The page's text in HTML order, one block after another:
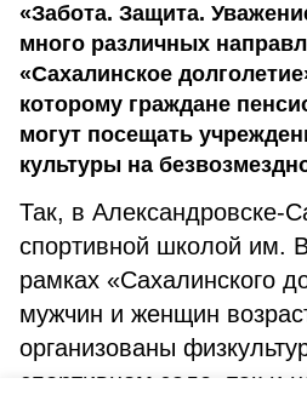
«Забота. Защита.
много различных
«Сахалинское
которому граждане
могут посещать
культуры на
Так, в Александровске-
спортивной школой им.
рамках «Сахалинского
мужчин и женщин
организованы
спортивном зале, так и